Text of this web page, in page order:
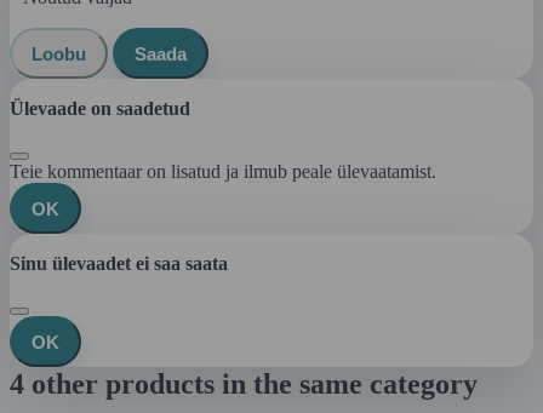
Loobu Saada
Ülevaade on saadetud
Teie kommentaar on lisatud ja ilmub peale ülevaatamist.
OK
Sinu ülevaadet ei saa saata
OK
4 other products in the same category